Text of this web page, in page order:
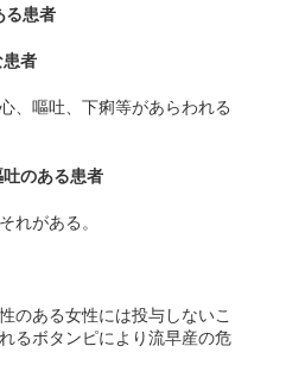
患者
者
、嘔吐、下痢等があらわれる
のある患者
れがある。
のある女性には投与しないこ
るボタンピにより流早産の危